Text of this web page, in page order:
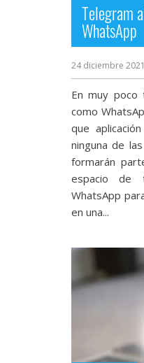
Telegram
WhatsApp
24 diciembre
En muy poco
como
que
ninguna de
formarán
espacio de
WhatsApp
en una...